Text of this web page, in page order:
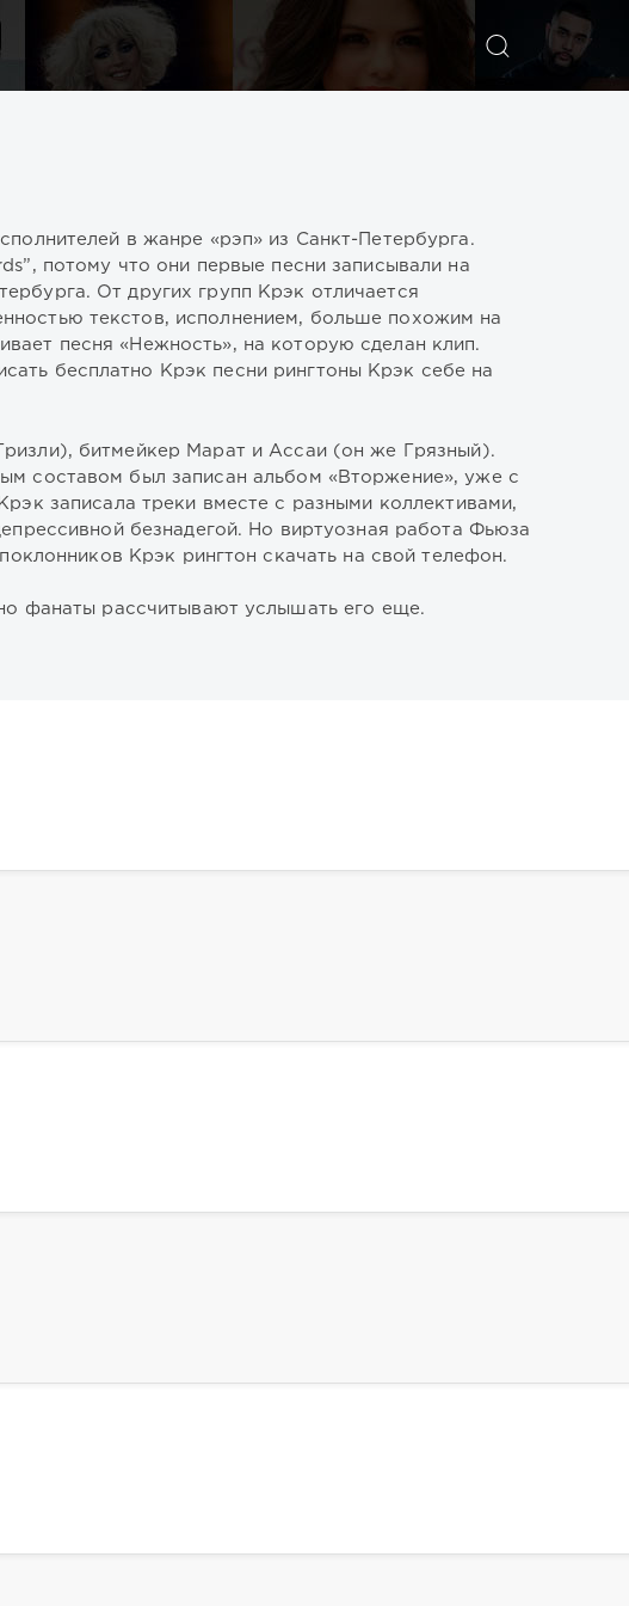
ИСКАТЬ
в жанре «рэп» из Санкт-Петербурга.
потому что они первые песни записывали на
От других групп Крэк отличается
текстов, исполнением, больше похожим на
песня «Нежность», на которую сделан клип.
бесплатно Крэк песни рингтоны Крэк себе на
битмейкер Марат и Ассаи (он же Грязный).
составом был записан альбом «Вторжение», уже с
записала треки вместе с разными коллективами,
безнадегой. Но виртуозная работа Фьюза
Крэк рингтон скачать на свой телефон.
фанаты рассчитывают услышать его еще.